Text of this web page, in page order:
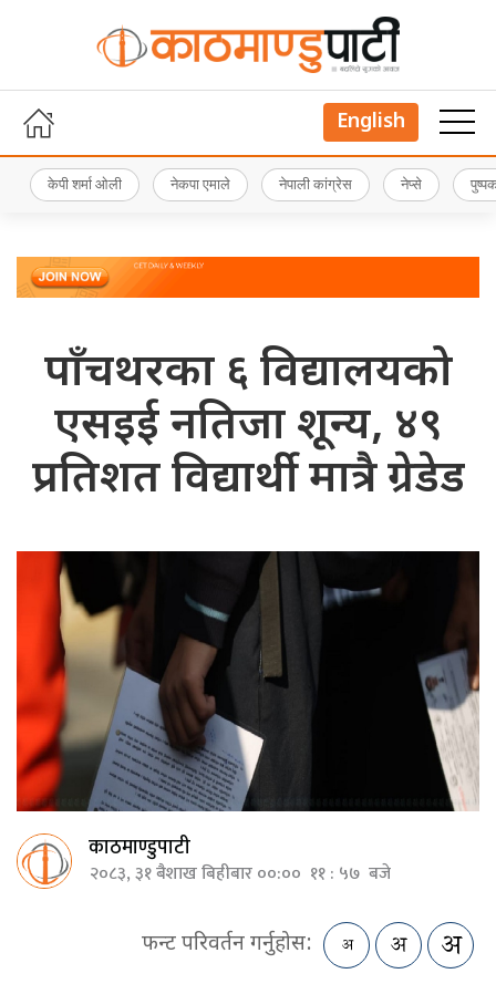
English
केपी शर्मा ओली नेकपा एमाले नेपाली कांग्रेस नेप्से
पाँचथरका ६ विद्यालयको
एसइई नतिजा शून्य, ४९
प्रतिशत विद्यार्थी मात्रै ग्रेडेड
काठमाण्डुपाटी
२०८३, ३१ बैशाख बिहीबार ००:०० ११ : ५७ बजे
फन्ट परिवर्तन गर्नुहोस: